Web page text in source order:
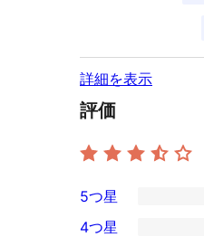
詳細を表示
評価
4
5-
5つ星
4つ星